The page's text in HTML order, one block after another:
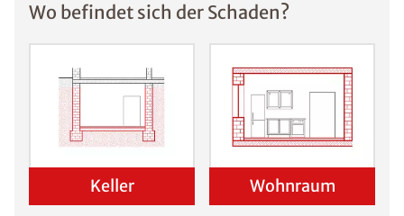
Wo befindet sich der Schaden?
Keller Wohnraum